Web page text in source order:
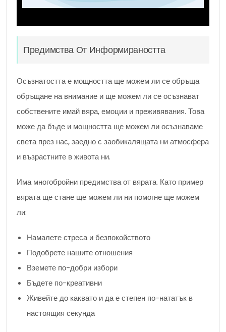
Предимства От Информираността
Осъзнатостта е мощността ще можем ли се обръща
обръщане на внимание и ще можем ли се осъзнават
собствените имай вяра, емоции и преживявания. Това
може да бъде и мощността ще можем ли осъзнаваме
света през нас, заедно с заобикалящата ни атмосфера
и възрастните в живота ни.
Има многобройни предимства от вярата. Като пример
вярата ще стане ще можем ли ни помогне ще можем
ли:
Намалете стреса и безпокойството
Подобрете нашите отношения
Вземете по-добри избори
Бъдете по-креативни
Живейте до каквато и да е степен по-нататък в
настоящия секунда